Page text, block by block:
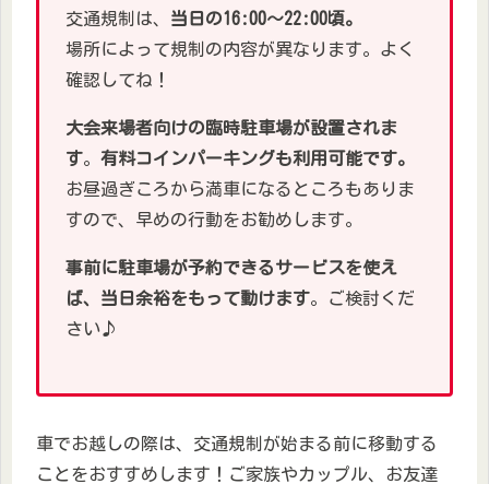
交通規制は、 当日の16:00～22:00頃。
場所によって規制の内容が異なります。よく
確認してね！
大会来場者向けの臨時駐車場が設置されま
す。 有料コインパーキングも利用可能です。
お昼過ぎころから満車になるところもありま
すので、早めの行動をお勧めします。
事前に駐車場が予約できるサービスを使え
ば、当日余裕をもって動けます。ご検討くだ
さい♪
車でお越しの際は、交通規制が始まる前に移動する
ことをおすすめします！ご家族やカップル、お友達